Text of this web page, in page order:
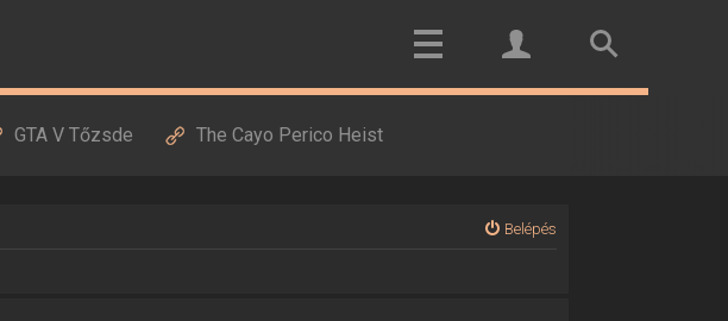
GTA V Tőzsde The Cayo Perico Heist
Belépés